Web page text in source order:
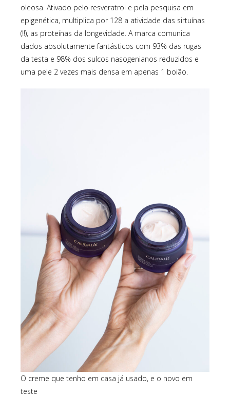
oleosa. Ativado pelo resveratrol e pela pesquisa em
epigenética, multiplica por 128 a atividade das sirtuínas
(!!), as proteínas da longevidade. A marca comunica
dados absolutamente fantásticos com 93% das rugas
da testa e 98% dos sulcos nasogenianos reduzidos e
uma pele 2 vezes mais densa em apenas 1 boião.
O creme que tenho em casa já usado, e o novo em
teste